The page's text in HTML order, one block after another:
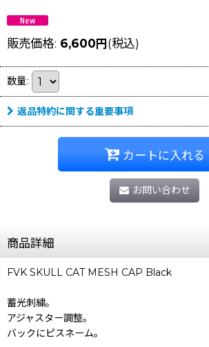
販売価格: 6,600円(税込)
数量:
返品特約に関する重要事項
カートに入れる
お問い合わせ
商品詳細
FVK SKULL CAT MESH CAP Black
蓄光刺繍。
アジャスター調整。
バックにピスネーム。